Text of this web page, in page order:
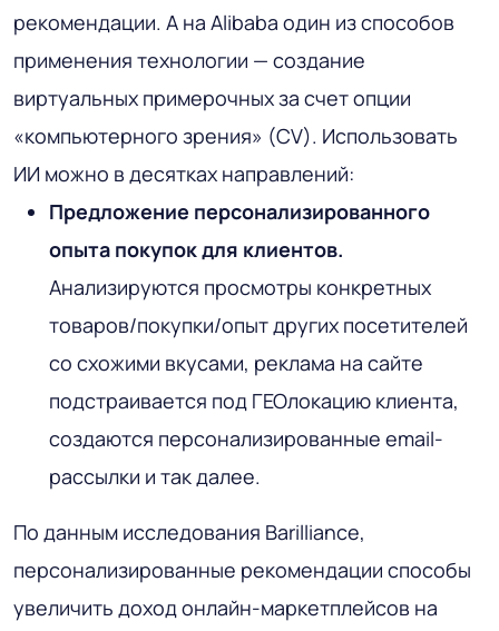
рекомендации. А на Alibaba один из способов
применения технологии — создание
виртуальных примерочных за счет опции
«компьютерного зрения» (CV). Использовать
ИИ можно в десятках направлений:
Предложение персонализированного
опыта покупок для клиентов.
Анализируются просмотры конкретных
товаров/покупки/опыт других посетителей
со схожими вкусами, реклама на сайте
подстраивается под ГЕОлокацию клиента,
создаются персонализированные email-
рассылки и так далее.
По данным исследования Barilliance,
персонализированные рекомендации способы
увеличить доход онлайн-маркетплейсов на